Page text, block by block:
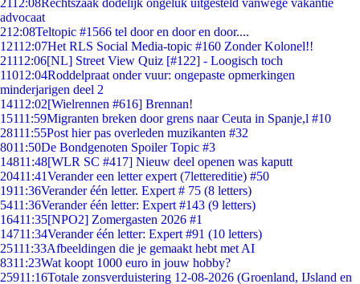
2112:08Rechtszaak dodelijk ongeluk uitgesteld vanwege vakantie
advocaat
212:08Teltopic #1566 tel door en door en door....
12112:07Het RLS Social Media-topic #160 Zonder Kolonel!!
21112:06[NL] Street View Quiz [#122] - Loogisch toch
11012:04Roddelpraat onder vuur: ongepaste opmerkingen
minderjarigen deel 2
14112:02[Wielrennen #616] Brennan!
15111:59Migranten breken door grens naar Ceuta in Spanje,l #10
28111:55Post hier pas overleden muzikanten #32
8011:50De Bondgenoten Spoiler Topic #3
14811:48[WLR SC #417] Nieuw deel openen was kaputt
20411:41Verander een letter expert (7lettereditie) #50
1911:36Verander één letter. Expert # 75 (8 letters)
5411:36Verander één letter: Expert #143 (9 letters)
16411:35[NPO2] Zomergasten 2026 #1
14711:34Verander één letter: Expert #91 (10 letters)
25111:33Afbeeldingen die je gemaakt hebt met AI
8311:23Wat koopt 1000 euro in jouw hobby?
25911:16Totale zonsverduistering 12-08-2026 (Groenland, IJsland en